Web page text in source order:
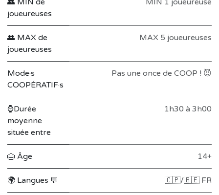
👥 MIN de
joueureuses
MIN 1 joueureuse
👥 MAX de
joueureuses
MAX 5 joueureuses
Mode·s
COOPÉRATIF·s
Pas une once de COOP ! 😈
⌚Durée
moyenne
située entre
1h30 à 3h00
🎂 Âge 14+
🌍 Langues 💬 🇨🇵/🇧🇪 FR